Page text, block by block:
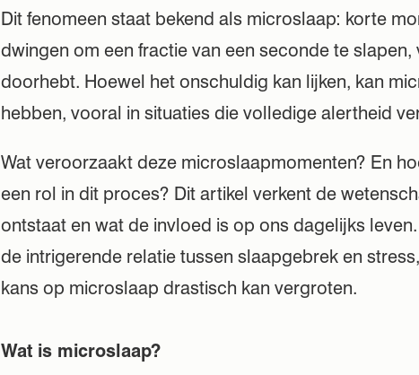
Dit fenomeen staat bekend als microslaap: korte
dwingen om een fractie van een seconde te
doorhebt. Hoewel het onschuldig kan lijken, kan
hebben, vooral in situaties die volledige alertheid
Wat veroorzaakt deze microslaapmomenten? En
een rol in dit proces? Dit artikel verkent de
ontstaat en wat de invloed is op ons dagelijks
de intrigerende relatie tussen slaapgebrek en
kans op microslaap drastisch kan vergroten.
Wat is microslaap?